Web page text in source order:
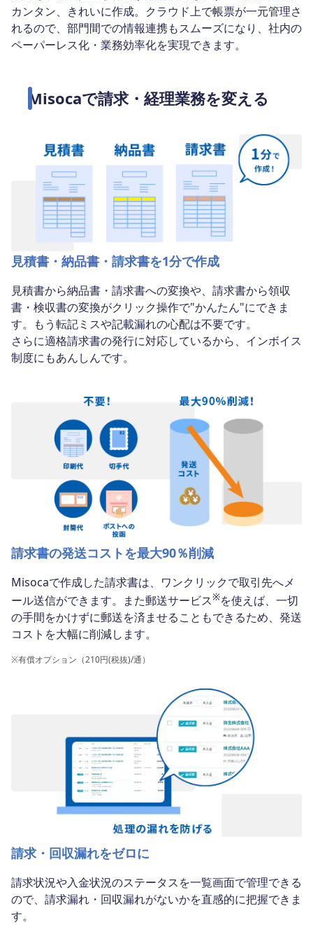
カンタン、きれいに作成。クラウド上で帳票が一元管理さ
れるので、部門間での情報連携もスムーズになり、社内の
ペーパーレス化・業務効率化を実現できます。
Misocaで請求・経理業務を変える
見積書・納品書・請求書を1分で作成
見積書から納品書・請求書への変換や、請求書から領収
書・検収書の変換がクリック操作で"かんたん"にできま
す。もう転記ミスや記載漏れの心配は不要です。
さらに適格請求書の発行に対応しているから、インボイス
制度にもあんしんです。
請求書の発送コストを最大90％削減
Misocaで作成した請求書は、ワンクリックで取引先へメ
ール送信ができます。また郵送サービス※を使えば、一切
の手間をかけずに郵送を済ませることもできるため、発送
コストを大幅に削減します。
※有償オプション（210円(税抜)/通）
請求・回収漏れをゼロに
請求状況や入金状況のステータスを一覧画面で管理できる
ので、請求漏れ・回収漏れがないかを直感的に把握できま
す。